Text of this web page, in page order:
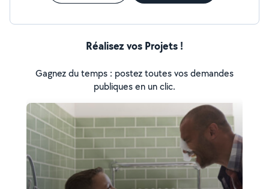
Réalisez vos Projets !
Gagnez du temps : postez toutes vos demandes
publiques en un clic.